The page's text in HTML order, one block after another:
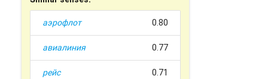
аэрофлот 0.80
авиалиния 0.77
рейс 0.71